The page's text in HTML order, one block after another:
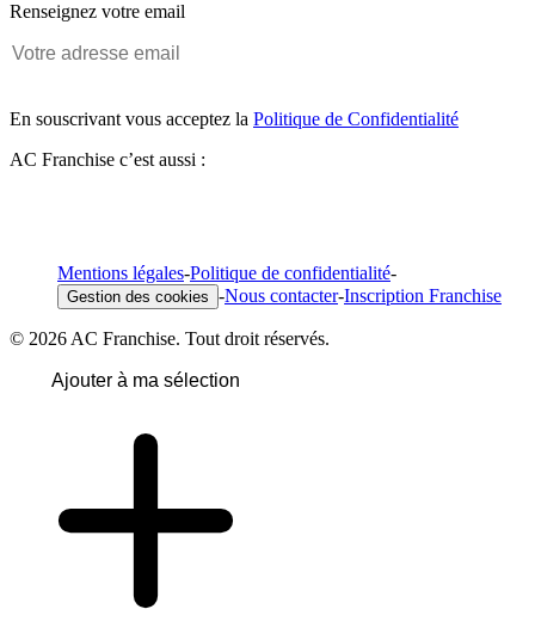
Renseignez votre email
En souscrivant vous acceptez la Politique de Confidentialité
AC Franchise c’est aussi :
Mentions légales-Politique de confidentialité-
Gestion des cookies -Nous contacter-Inscription Franchise
© 2026 AC Franchise. Tout droit réservés.
Ajouter à ma sélection